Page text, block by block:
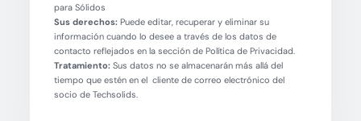
para Sólidos
Sus derechos:Puede editar, recuperar y eliminar su
información cuando lo desee a través de los datos de
contacto reflejados en la sección de Política de Privacidad.
Tratamiento:Sus datos no se almacenarán más allá del
tiempo que estén en el cliente de correo electrónico del
socio de Techsolids.